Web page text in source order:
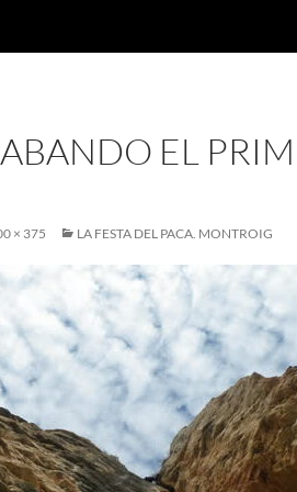
EL
× 375 LA FESTA DEL PACA. MONTROIG